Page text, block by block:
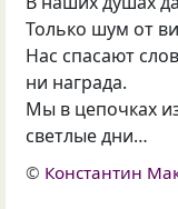
Только шум от
Нас спасают
ни награда.
Мы в цепочках
светлые дни…
© Константин